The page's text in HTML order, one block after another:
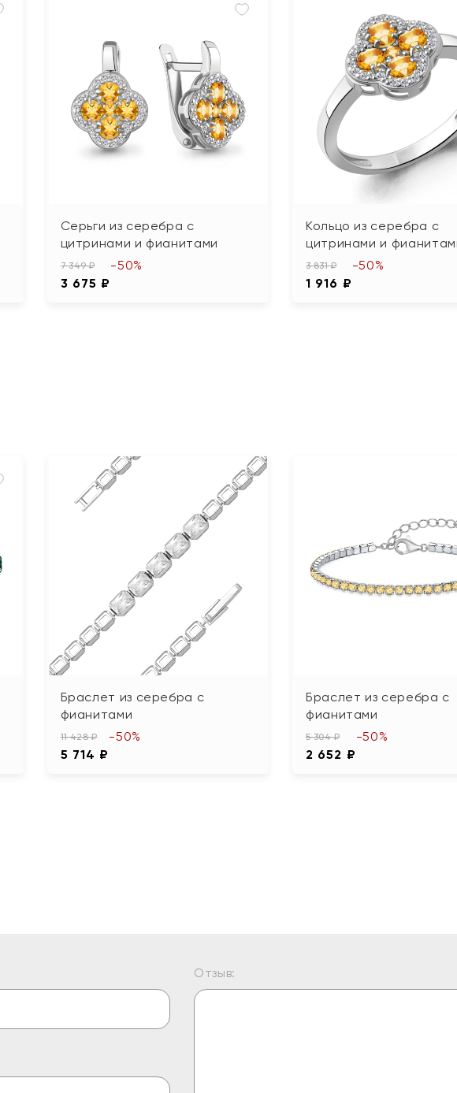
Серьги из серебра с
цитринами и фианитами
7 349 ₽
3 675 ₽
-50%
Кольцо из серебра с
цитринами и
3 831 ₽
1 916 ₽
-50%
Браслет из серебра с
фианитами
11 428 ₽
5 714 ₽
-50%
Браслет из серебра с
фианитами
5 304 ₽
2 652 ₽
-50%
Отзыв: